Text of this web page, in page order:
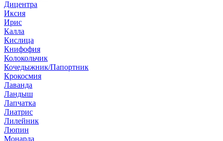
Дицентра
Иксия
Ирис
Калла
Кислица
Книфофия
Колокольчик
Кочедыжник/Папортник
Крокосмия
Лаванда
Ландыш
Лапчатка
Лиатрис
Лилейник
Люпин
Монарда